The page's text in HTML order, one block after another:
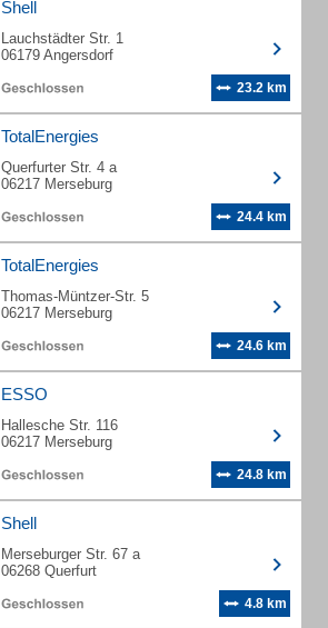
Shell
Lauchstädter Str. 1
06179 Angersdorf
23.2 km
TotalEnergies
Querfurter Str. 4 a
06217 Merseburg
24.4 km
TotalEnergies
Thomas-Müntzer-Str. 5
06217 Merseburg
24.6 km
ESSO
Hallesche Str. 116
06217 Merseburg
24.8 km
Shell
Merseburger Str. 67 a
06268 Querfurt
4.8 km